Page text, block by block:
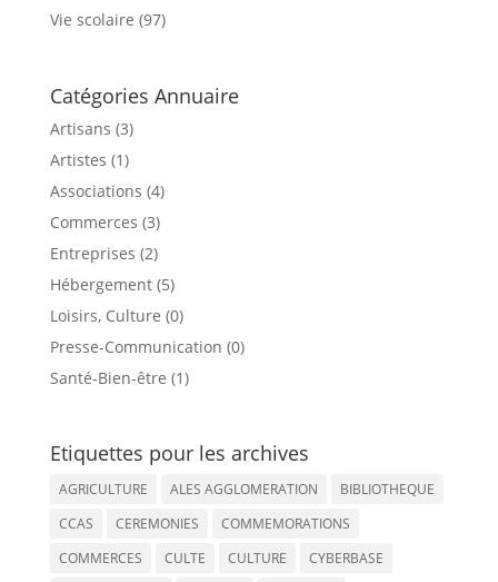
Vie scolaire (97)
Catégories Annuaire
Artisans (3)
Artistes (1)
Associations (4)
Commerces (3)
Entreprises (2)
Hébergement (5)
Loisirs, Culture (0)
Presse-Communication (0)
Santé-Bien-être (1)
Etiquettes pour les archives
AGRICULTURE ALES AGGLOMERATION
BIBLIOTHEQUE
CCAS
CEREMONIES
COMMEMORATIONS
COMMERCES
CULTE CULTURE
CYBERBASE